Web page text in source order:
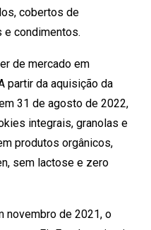
cobertos de
e condimentos.
de mercado em
partir da aquisição da
31 de agosto de 2022,
integrais, granolas e
produtos orgânicos,
sem lactose e zero
novembro de 2021, o